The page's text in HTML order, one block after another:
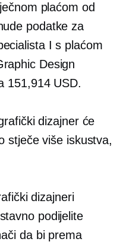
plaćom od
podatke za
I s plaćom
Design
151,914 USD.
dizajner će
stječe više iskustva,
dizajneri
podijelite
da bi prema